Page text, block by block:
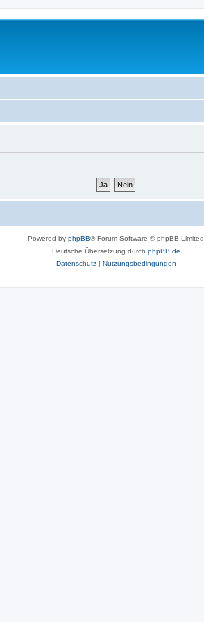
Powered by phpBB® Forum Software © phpBB Limited
Deutsche Übersetzung durch phpBB.de
Datenschutz| Nutzungsbedingungen